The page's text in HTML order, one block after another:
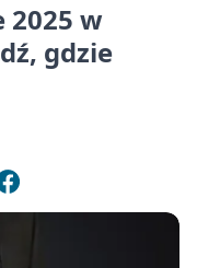
2025 w
gdzie